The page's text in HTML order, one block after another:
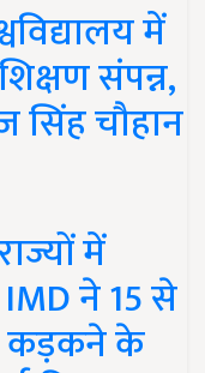
में
संपन्न,
सिंह चौहान
में
ने 15 से
कड़कने के